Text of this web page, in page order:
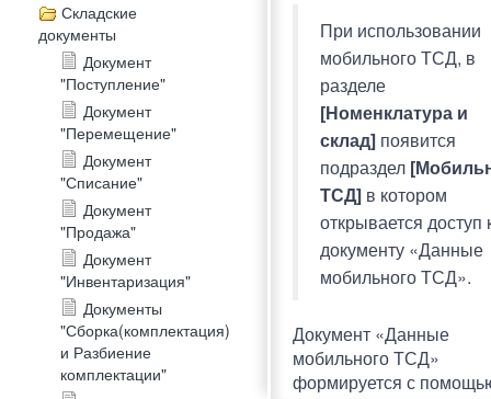
Складские
документы
Документ
"Поступление"
Документ
"Перемещение"
Документ
"Списание"
Документ
"Продажа"
Документ
"Инвентаризация"
Документы
"Сборка(комплектация)
и Разбиение
комплектации"
При использовании
мобильного ТСД, в
разделе
[Номенклатура и
склад] появится
подраздел
ТСД] в котором
открывается доступ
документу «Данные
мобильного ТСД».
Документ «Данные
мобильного ТСД»
формируется с